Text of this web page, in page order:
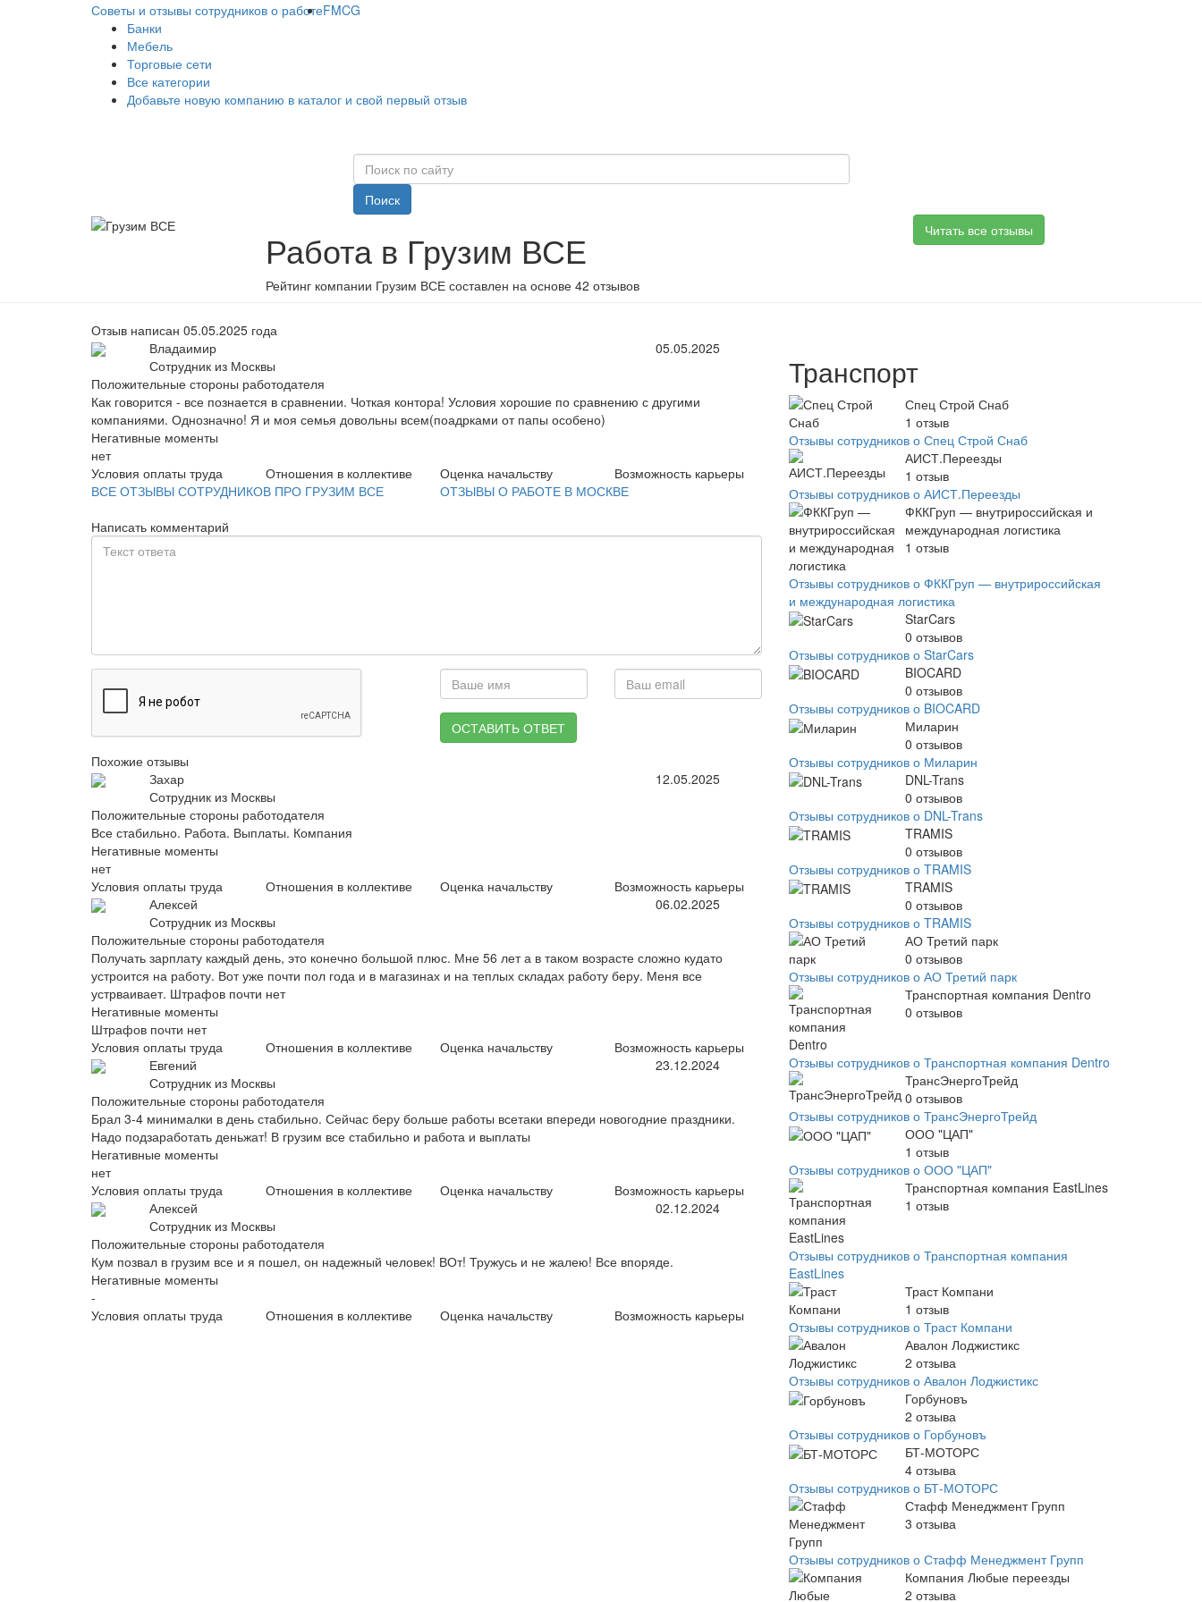
Советы и отзывы сотрудников о работеFMCG
Банки
Мебель
Торговые сети
Все категории
Добавьте новую компанию в каталог и свой первый отзыв
Поиск
Работа в Грузим ВСЕ
Рейтинг компании Грузим ВСЕ составлен на основе 42 отзывов
Читать все отзывы
Отзыв написан 05.05.2025 года
Владаимир
Сотрудник из Москвы
05.05.2025
Положительные стороны работодателя
Как говорится - все познается в сравнении. Чоткая контора! Условия хорошие по сравнению с другими
компаниями. Однозначно! Я и моя семья довольны всем(поадрками от папы особено)
Негативные моменты
нет
Условия оплаты труда
Отношения в коллективе Оценка начальству
Возможность карьеры
ВСЕ ОТЗЫВЫ СОТРУДНИКОВ ПРО ГРУЗИМ ВСЕ
ОТЗЫВЫ О РАБОТЕ В МОСКВЕ
Написать комментарий
ОСТАВИТЬ ОТВЕТ
Похожие отзывы
Захар
Сотрудник из Москвы
12.05.2025
Положительные стороны работодателя
Все стабильно. Работа. Выплаты. Компания
Негативные моменты
нет
Условия оплаты труда
Отношения в коллективе Оценка начальству
Возможность карьеры
Алексей
Сотрудник из Москвы
06.02.2025
Положительные стороны работодателя
Получать зарплату каждый день, это конечно большой плюс. Мне 56 лет а в таком возрасте сложно кудато
устроится на работу. Вот уже почти пол года и в магазинах и на теплых складах работу беру. Меня все
устрваивает. Штрафов почти нет ⠀
Негативные моменты
Штрафов почти нет
Условия оплаты труда
Отношения в коллективе Оценка начальству
Возможность карьеры
Евгений
Сотрудник из Москвы
23.12.2024
Положительные стороны работодателя
Брал 3-4 минималки в день стабильно. Сейчас беру больше работы всетаки впереди новогодние праздники.
Надо подзаработать деньжат! В грузим все стабильно и работа и выплаты ⠀
Негативные моменты
нет
Условия оплаты труда
Отношения в коллективе Оценка начальству
Возможность карьеры
Алексей
Сотрудник из Москвы
02.12.2024
Положительные стороны работодателя
Кум позвал в грузим все и я пошел, он надежный человек! ВОт! Тружусь и не жалею! Все впоряде.
Негативные моменты
-
Условия оплаты труда
Отношения в коллективе Оценка начальству Возможность карьеры
Транспорт
Спец Строй Снаб
1 отзыв
Отзывы сотрудников о Спец Строй Снаб
АИСТ.Переезды
1 отзыв
Отзывы сотрудников о АИСТ.Переезды
ФККГруп — внутрироссийская и
международная логистика
1 отзыв
Отзывы сотрудников о ФККГруп — внутрироссийская
и международная логистика
StarCars
0 отзывов
Отзывы сотрудников о StarCars
BIOCARD
0 отзывов
Отзывы сотрудников о BIOCARD
Миларин
0 отзывов
Отзывы сотрудников о Миларин
DNL-Trans
0 отзывов
Отзывы сотрудников о DNL-Trans
TRAMIS
0 отзывов
Отзывы сотрудников о TRAMIS
TRAMIS
0 отзывов
Отзывы сотрудников о TRAMIS
АО Третий парк
0 отзывов
Отзывы сотрудников о АО Третий парк
Транспортная компания Dentro
0 отзывов
Отзывы сотрудников о Транспортная компания Dentro
ТрансЭнергоТрейд
0 отзывов
Отзывы сотрудников о ТрансЭнергоТрейд
ООО "ЦАП"
1 отзыв
Отзывы сотрудников о ООО "ЦАП"
Транспортная компания EastLines
1 отзыв
Отзывы сотрудников о Транспортная компания
EastLines
Траст Компани
1 отзыв
Отзывы сотрудников о Траст Компани
Авалон Лоджистикс
2 отзыва
Отзывы сотрудников о Авалон Лоджистикс
Горбуновъ
2 отзыва
Отзывы сотрудников о Горбуновъ
БТ-МОТОРС
4 отзыва
Отзывы сотрудников о БТ-МОТОРС
Стафф Менеджмент Групп
3 отзыва
Отзывы сотрудников о Стафф Менеджмент Групп
Компания Любые переезды
2 отзыва